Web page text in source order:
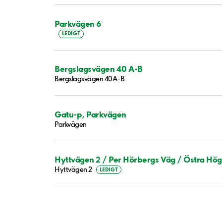
Parkvägen 6
LEDIGT
Bergslagsvägen 40 A-B
Bergslagsvägen 40A-B
Gatu-p, Parkvägen
Parkvägen
Hyttvägen 2 / Per Hörbergs Väg / Östra
Hyttvägen 2 LEDIGT